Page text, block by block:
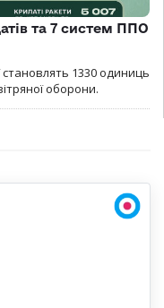
та 7 систем ППО
становлять 1330 одиниць
оборони.